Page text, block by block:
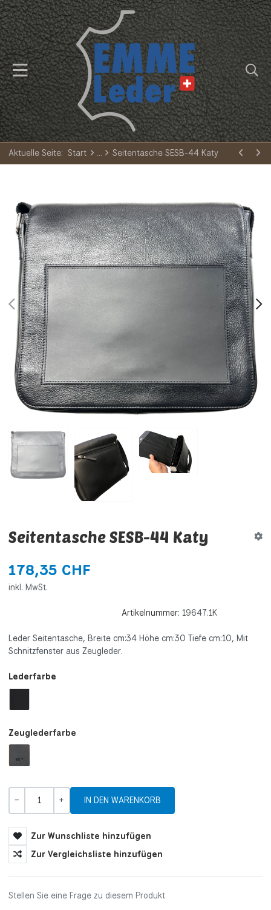
Aktuelle Seite: Start Seitentasche SESB-44 Katy
PREV
Seitentasche SESB-44 Katy
178,35 CHF
inkl. MwSt.
Artikelnummer: 19647.1K
Leder Seitentasche, Breite cm:34 Höhe cm:30 Tiefe cm:10, Mit
Schnitzfenster aus Zeugleder.
Lederfarbe
Zeuglederfarbe
Zur Wunschliste hinzufügen
Zur Vergleichsliste hinzufügen
Stellen Sie eine Frage zu diesem Produkt